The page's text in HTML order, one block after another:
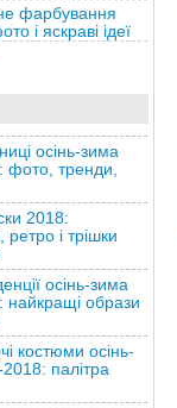
фарбування
і яскраві ідеї
осінь-зима
фото, тренди,
2018:
і трішки
осінь-зима
найкращі образи
костюми осінь-
палітра